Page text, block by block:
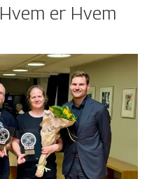
Hvem er Hvem